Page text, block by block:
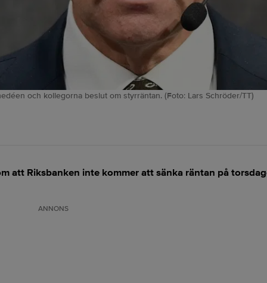
och kollegorna beslut om styrräntan. (Foto: Lars Schröder/TT)
att Riksbanken inte kommer att sänka räntan på
ANNONS